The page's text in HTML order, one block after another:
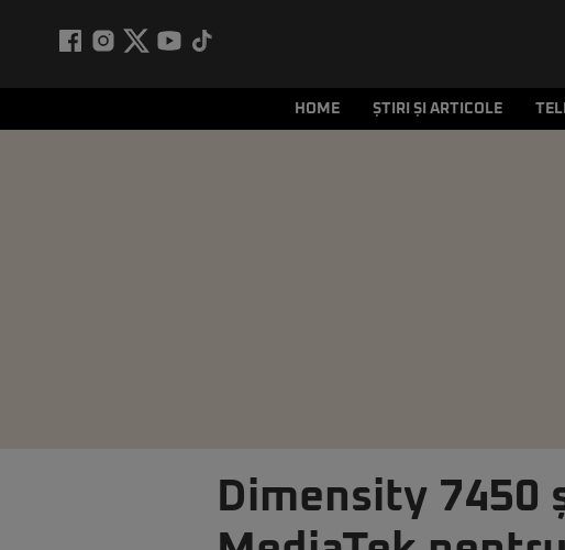
HOME ȘTIRI ȘI ARTICOLE
Dimensity 7450